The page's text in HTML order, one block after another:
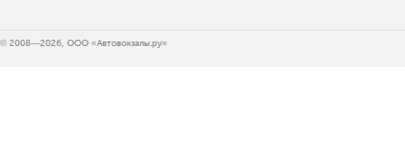
© 2008—2026, ООО «Автовокзалы.ру»